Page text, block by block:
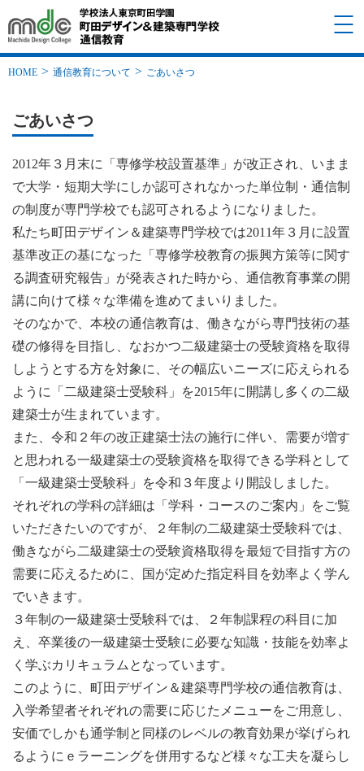
HOME 通信教育について ごあいさつ
ごあいさつ
2012年３月末に「専修学校設置基準」が改正され、いまま
で大学・短期大学にしか認可されなかった単位制・通信制
の制度が専門学校でも認可されるようになりました。
私たち町田デザイン＆建築専門学校では2011年３月に設置
基準改正の基になった「専修学校教育の振興方策等に関す
る調査研究報告」が発表された時から、通信教育事業の開
講に向けて様々な準備を進めてまいりました。
そのなかで、本校の通信教育は、働きながら専門技術の基
礎の修得を目指し、なおかつ二級建築士の受験資格を取得
しようとする方を対象に、その幅広いニーズに応えられる
ように「二級建築士受験科」を2015年に開講し多くの二級
建築士が生まれています。
また、令和２年の改正建築士法の施行に伴い、需要が増す
と思われる一級建築士の受験資格を取得できる学科として
「一級建築士受験科」を令和３年度より開設しました。
それぞれの学科の詳細は「学科・コースのご案内」をご覧
いただきたいのですが、２年制の二級建築士受験科では、
働きながら二級建築士の受験資格取得を最短で目指す方の
需要に応えるために、国が定めた指定科目を効率よく学ん
でいきます。
３年制の一級建築士受験科では、２年制課程の科目に加
え、卒業後の一級建築士受験に必要な知識・技能を効率よ
く学ぶカリキュラムとなっています。
このように、町田デザイン＆建築専門学校の通信教育は、
入学希望者それぞれの需要に応じたメニューをご用意し、
安価でしかも通学制と同様のレベルの教育効果が挙げられ
るようにｅラーニングを併用するなど様々な工夫を凝らし